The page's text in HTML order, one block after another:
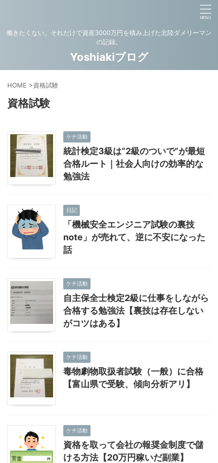
働きたくない。それだけで資産3000万円を積み上げた北陸ダメリーマン
の記録。
Yoshiakiブログ
HOME >資格試験
資格試験
ケチ活動
統計検定3級は“2級のついで”が最短
合格ルート｜社会人向けの効率的な
勉強法
日記
「機械安全エンジニア試験の裏技
note」が売れて、逆に不安になった
話
ケチ活動
自主保全士検定2級に仕事をしながら
合格する勉強法【裏技は存在しない
がコツはある】
ケチ活動
毒物劇物取扱者試験（一般）に合格
【富山県で受験、傾向分析アリ】
ケチ活動
資格を取って会社の報奨金制度で儲
ける方法【20万円稼いだ副業】